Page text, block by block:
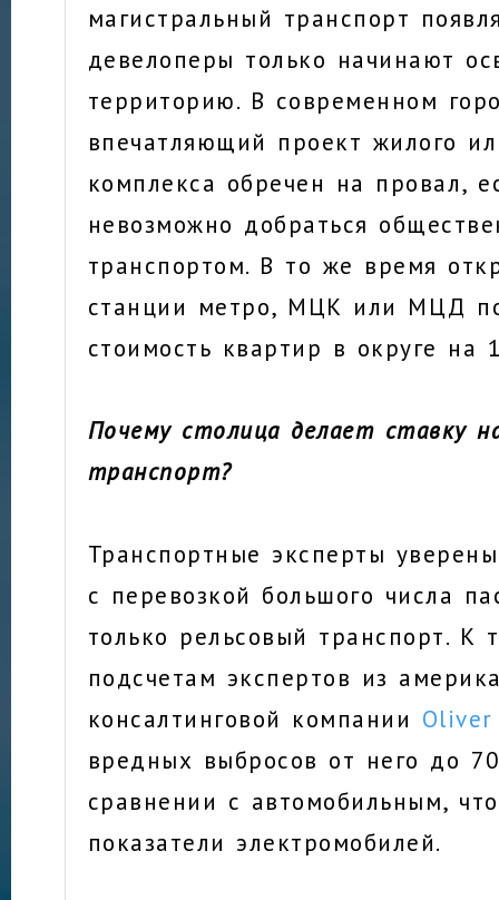
магистральный транспорт
девелоперы только начинают
территорию. В современном
впечатляющий проект жилого
комплекса обречен на провал,
невозможно добраться
транспортом. В то же время
станции метро, МЦК или МЦД
стоимость квартир в округе на
Почему столица делает ставку
транспорт?
Транспортные эксперты
с перевозкой большого числа
только рельсовый транспорт. К
подсчетам экспертов из
консалтинговой компании Oliver
вредных выбросов от него до
сравнении с автомобильным,
показатели электромобилей.